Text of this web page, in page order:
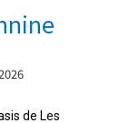
de Les